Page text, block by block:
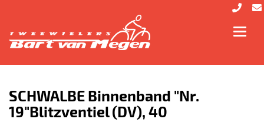
SCHWALBE Binnenband "Nr.
19"Blitzventiel (DV), 40